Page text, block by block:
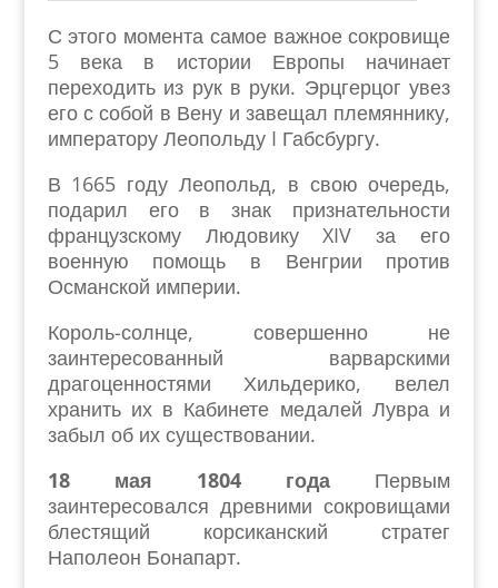
С этого момента самое важное сокровище
5 века в истории Европы начинает
переходить из рук в руки. Эрцгерцог увез
его с собой в Вену и завещал племяннику,
императору Леопольду I Габсбургу.
В 1665 году Леопольд, в свою очередь,
подарил его в знак признательности
французскому Людовику XIV за его
военную помощь в Венгрии против
Османской империи.
Король-солнце, совершенно не
заинтересованный варварскими
драгоценностями Хильдерико, велел
хранить их в Кабинете медалей Лувра и
забыл об их существовании.
18 мая 1804 года Первым
заинтересовался древними сокровищами
блестящий корсиканский стратег
Наполеон Бонапарт.